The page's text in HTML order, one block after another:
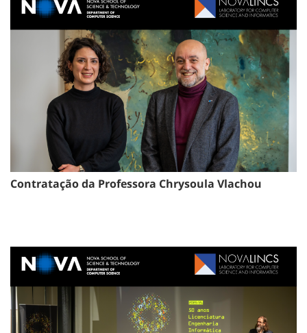
Contratação da Professora Chrysoula Vlachou